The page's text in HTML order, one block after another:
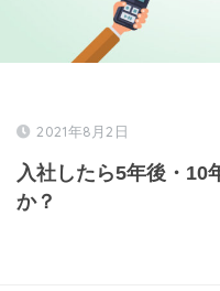
2021年8月2日
入社したら5年後・10
か？